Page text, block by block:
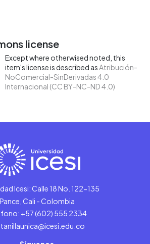
license
Except where otherwised noted, this
item's license is described asAtribución-
NoComercial-SinDerivadas 4.0
Internacional (CC BY-NC-ND 4.0)
Icesi: Calle 18 No. 122-135
Pance, Cali - Colombia
+57 (602) 555 2334